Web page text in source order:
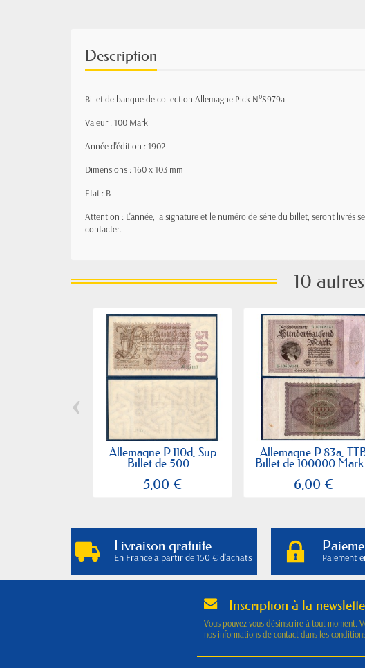
Description
Billet de banque de collection Allemagne Pick N°S979a
Valeur : 100 Mark
Année d'édition : 1902
Dimensions : 160 x 103 mm
Etat : B
Attention : L'année, la signature et le numéro de série du billet, seront livrés
contacter.
10
Allemagne P.110d, Sup
Billet de 500...
5,00 €
Allemagne P.83a,
Billet de 100000
6,00 €
‹
Livraison gratuite
En France à partir de 150 € d'achats Paiement
Inscription à la
Vous pouvez vous désinscrire à tout moment.
nos informations de contact dans les